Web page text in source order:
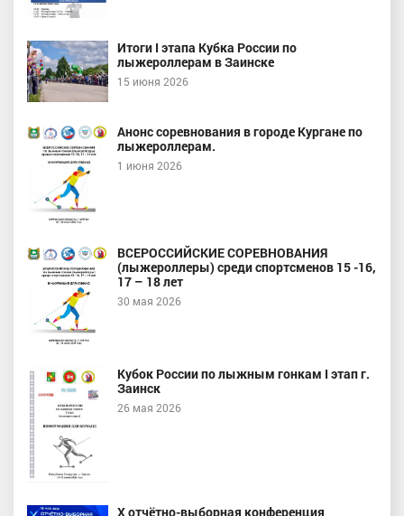
Итоги I этапа Кубка России по
лыжероллерам в Заинске
15 июня 2026
Анонс соревнования в городе Кургане по
лыжероллерам.
1 июня 2026
ВСЕРОССИЙСКИЕ СОРЕВНОВАНИЯ
(лыжероллеры) среди спортсменов 15 -16,
17 – 18 лет
30 мая 2026
Кубок России по лыжным гонкам I этап г.
Заинск
26 мая 2026
X отчётно-выборная конференция